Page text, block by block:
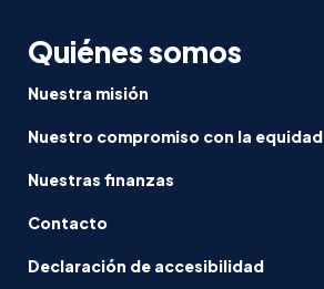
Quiénes somos
Nuestra misión
Nuestro compromiso con la equidad
Nuestras finanzas
Contacto
Declaración de accesibilidad